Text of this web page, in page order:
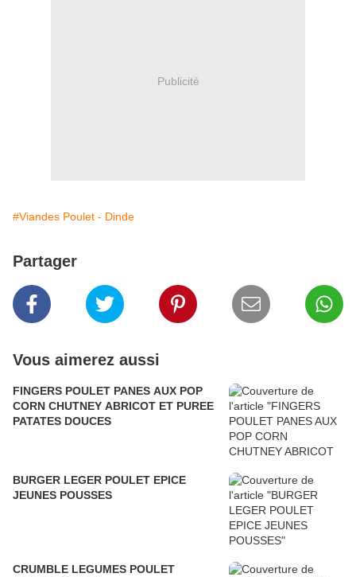
Publicité
#Viandes Poulet - Dinde
Partager
Vous aimerez aussi
FINGERS POULET PANES AUX POP
CORN CHUTNEY ABRICOT ET PUREE
PATATES DOUCES
BURGER LEGER POULET EPICE
JEUNES POUSSES
CRUMBLE LEGUMES POULET